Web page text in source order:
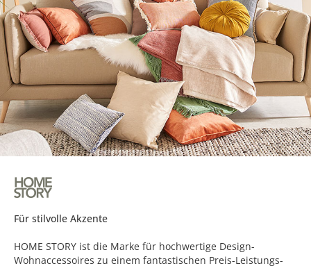
Für stilvolle Akzente
HOME STORY ist die Marke für hochwertige Design-
Wohnaccessoires zu einem fantastischen Preis-Leistungs-